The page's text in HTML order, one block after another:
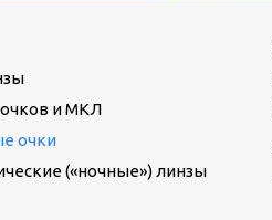
и МКЛ
очки
(«ночные») линзы